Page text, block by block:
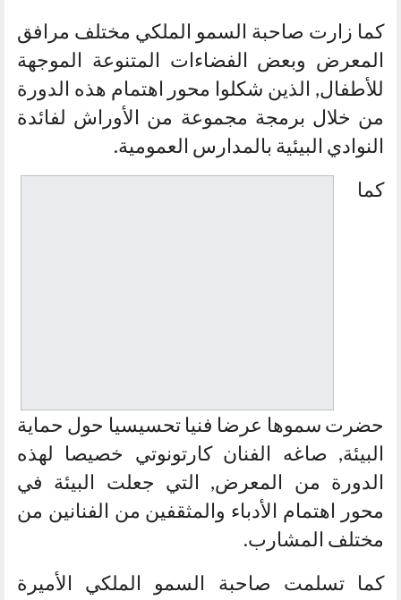
كما زارت صاحبة السمو الملكي مختلف مرافق
المعرض وبعض الفضاءات المتنوعة الموجهة
للأطفال, الذين شكلوا محور اهتمام هذه الدورة
من خلال برمجة مجموعة من الأوراش لفائدة
النوادي البيئية بالمدارس العمومية.
كما
حضرت سموها عرضا فنيا تحسيسيا حول حماية
البيئة, صاغه الفنان كارتونوتي خصيصا لهذه
الدورة من المعرض, التي جعلت البيئة في
محور اهتمام الأدباء والمثقفين من الفنانين من
مختلف المشارب.
كما تسلمت صاحبة السمو الملكي الأميرة